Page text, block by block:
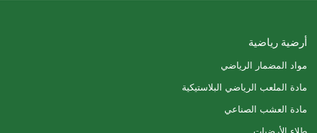
أرضية رياضية
مواد المضمار الرياضي
مادة الملعب الرياضي البلاستيكية
مادة العشب الصناعي